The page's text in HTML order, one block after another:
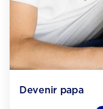
Devenir papa